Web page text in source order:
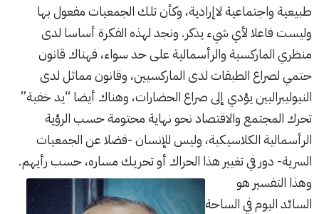
طبيعية واجتماعية لاإرادية، وكأن تلك الجمعيات مفعول بها
وليست فاعلا لأي شيء يذكر. ونجد لهذه الفكرة أساسا لدى
منظري الماركسية والرأسمالية على حد سواء، فهناك قانون
حتمي لصراع الطبقات لدى الماركسيين، وقانون مماثل لدى
النيوليبراليين يؤدي إلى صراع الحضارات، وهناك أيضا “يد خفية”
تحرك المجتمع والاقتصاد نحو نهاية محتومة حسب الرؤية
الرأسمالية الكلاسيكية، وليس للإنسان -فضلا عن الجمعيات
السرية- دور في تغيير هذا الحراك أو تحريك مساره، حسب رأيهم.
وهذا التفسير هو
السائد اليوم في الساحة